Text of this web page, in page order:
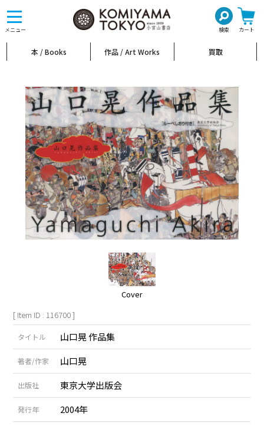
メニュー 検索 カート
toggle
navigation
本 / Books 作品 / Art Works 買取
Cover
[ Item ID : 116700 ]
タイトル 山口晃 作品集
著者/作家 山口晃
出版社 東京大学出版会
発行年 2004年